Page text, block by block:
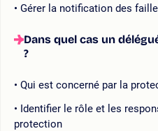
Gérer la notification des
Dans quel cas un
?
Qui est concerné par la
Identifier le rôle et les
protection